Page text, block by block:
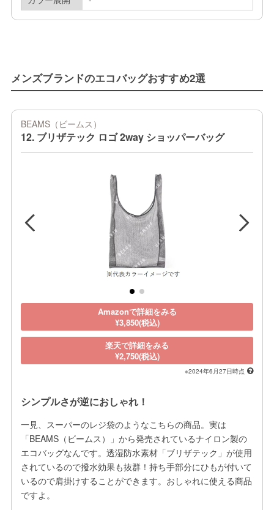
メンズブランドのエコバッグおすすめ2選
BEAMS（ビームス）
12. ブリザテック ロゴ 2way ショッパーバッグ
Amazonで詳細をみる
¥3,850(税込)
楽天で詳細をみる
¥2,750(税込)
※2024年6月27日時点
シンプルさが逆におしゃれ！
一見、スーパーのレジ袋のようなこちらの商品。実は
「BEAMS（ビームス）」から発売されているナイロン製の
エコバッグなんです。透湿防水素材「ブリザテック」が使用
されているので撥水効果も抜群！持ち手部分にひもが付いて
いるので肩掛けすることができます。おしゃれに使える商品
ですよ。